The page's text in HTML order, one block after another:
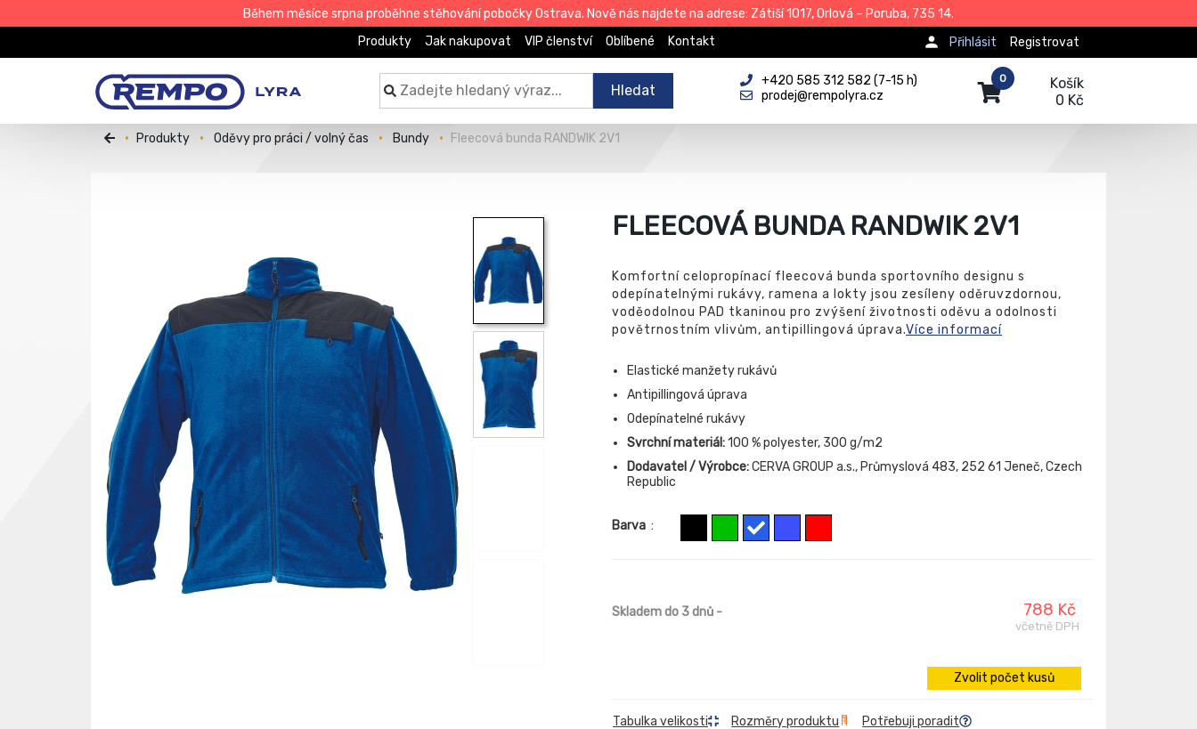
Během měsíce srpna proběhne stěhování pobočky Ostrava. Nově nás najdete na adrese: Zátiší 1017, Orlová – Poruba, 735 14.
Produkty
Jak nakupovat VIP členství Oblíbené Kontakt Registrovat
Přihlásit
Hledat
+420 585 312 582 (7-15 h)
prodej@rempolyra.cz
Košík
0 Kč
0
Produkty Oděvy pro práci / volný čas Bundy Fleecová bunda RANDWIK 2V1
FLEECOVÁ BUNDA RANDWIK 2V1
Komfortní celopropínací fleecová bunda sportovního designu s
odepínatelnými rukávy, ramena a lokty jsou zesíleny oděruvzdornou,
voděodolnou PAD tkaninou pro zvýšení životnosti oděvu a odolnosti
povětrnostním vlivům, antipillingová úprava.Více informací
Elastické manžety rukávů
Antipillingová úprava
Odepínatelné rukávy
Svrchní materiál:100 % polyester, 300 g/m2
Dodavatel / Výrobce:CERVA GROUP a.s., Průmyslová 483, 252 61 Jeneč, Czech
Republic
Barva :
Skladem do 3 dnů - 788 Kč
včetně DPH
Zvolit počet kusů
Tabulka velikosti Rozměry produktu Potřebuji poradit